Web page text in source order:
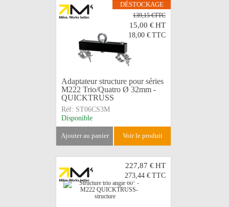
DÉSTOCKAGE
139,15 €TTC
15,00 €HT
18,00 € TTC
Adaptateur structure pour séries
M222 Trio/Quatro Ø 32mm -
QUICKTRUSS
Réf: ST06CS3M
Disponible
ajouter au panier voir le produit
227,87 €HT
273,44 € TTC